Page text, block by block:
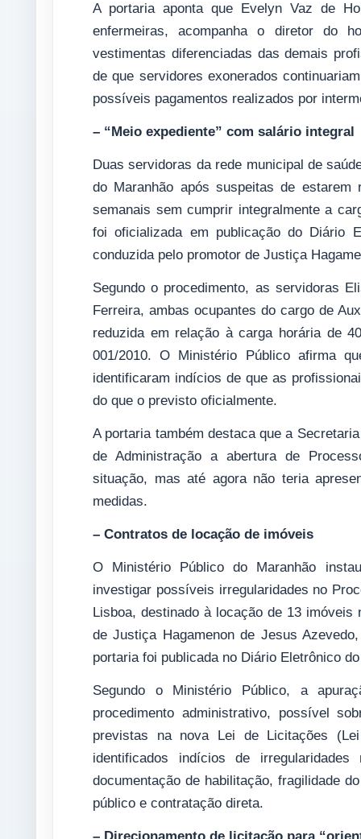
A portaria aponta que Evelyn Vaz de
enfermeiras, acompanha o diretor do
vestimentas diferenciadas das demais
de que servidores exonerados
possíveis pagamentos realizados por
– “Meio expediente” com salário integral
Duas servidoras da rede municipal de
do Maranhão após suspeitas de
semanais sem cumprir integralmente a
foi oficializada em publicação do Diário
conduzida pelo promotor de Justiça
Segundo o procedimento, as servidoras
Ferreira, ambas ocupantes do cargo de
reduzida em relação à carga horária de
001/2010. O Ministério Público afirma
identificaram indícios de que as
do que o previsto oficialmente.
A portaria também destaca que a
de Administração a abertura de
situação, mas até agora não teria
medidas.
– Contratos de locação de imóveis
O Ministério Público do Maranhão
investigar possíveis irregularidades no
Lisboa, destinado à locação de 13
de Justiça Hagamenon de Jesus
portaria foi publicada no Diário Eletrônico
Segundo o Ministério Público, a
procedimento administrativo, possível
previstas na nova Lei de Licitações
identificados indícios de
documentação de habilitação, fragilidade
público e contratação direta.